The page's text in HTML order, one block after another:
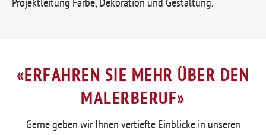
«ERFAHREN SIE MEHR ÜBER DEN
MALERBERUF»
Gerne geben wir Ihnen vertiefte Einblicke in unseren